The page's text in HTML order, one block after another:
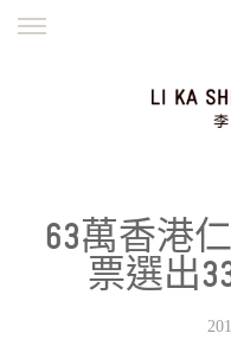
並肩同行
63萬香港
票選出